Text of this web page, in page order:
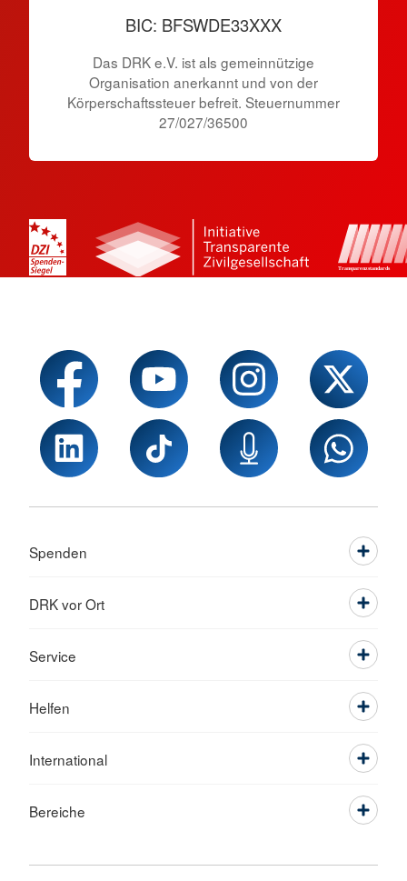
BIC: BFSWDE33XXX
Das DRK e.V. ist als gemeinnützige
Organisation anerkannt und von der
Körperschaftssteuer befreit. Steuernummer
27/027/36500
Spenden
DRK vor Ort
Service
Helfen
International
Bereiche